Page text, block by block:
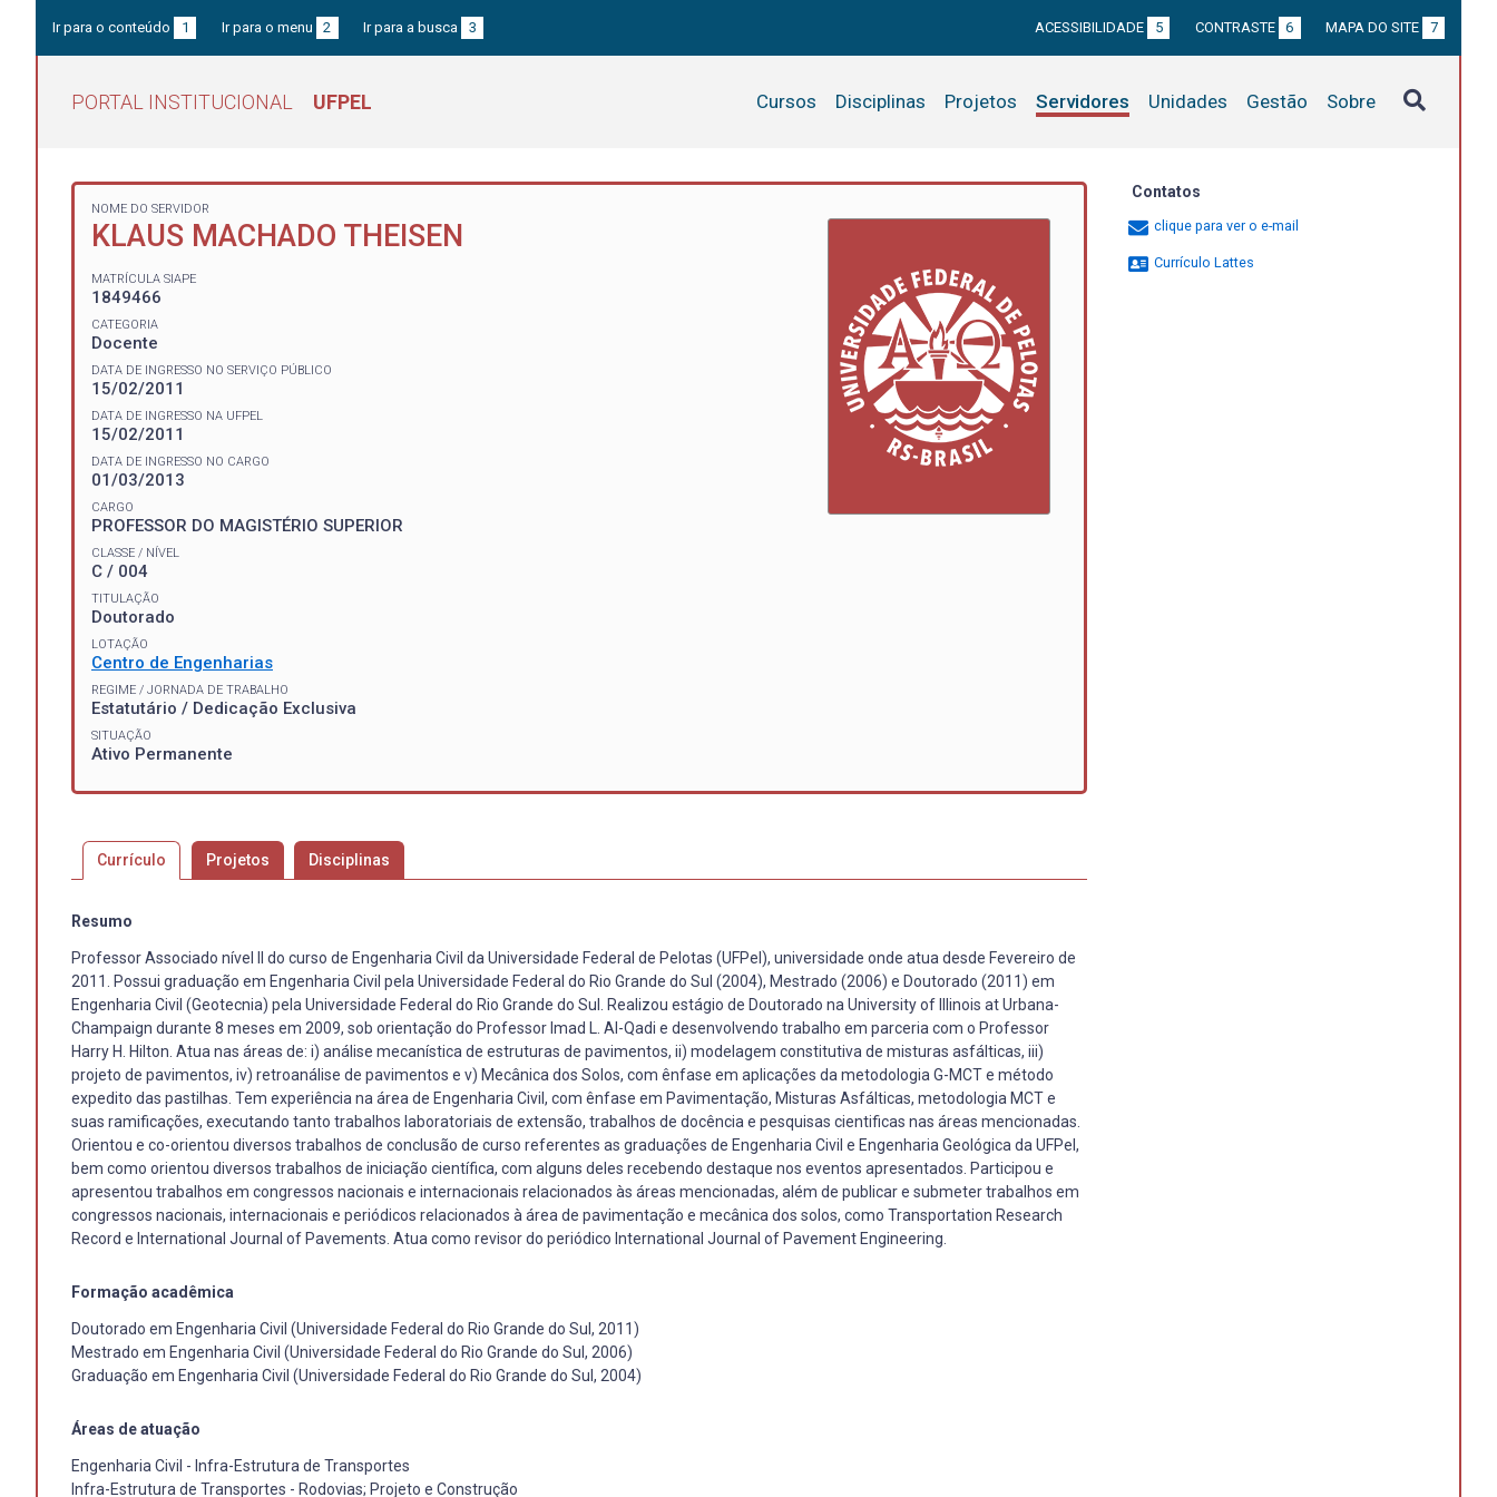
Ir para o conteúdo 1 Ir para o menu 2 Ir para a busca 3 ACESSIBILIDADE 5 CONTRASTE 6 MAPA DO SITE 7
PORTAL INSTITUCIONAL UFPEL Cursos Disciplinas Projetos Servidores Unidades Gestão Sobre
NOME DO SERVIDOR
KLAUS MACHADO THEISEN
MATRÍCULA SIAPE
1849466
CATEGORIA
Docente
DATA DE INGRESSO NO SERVIÇO PÚBLICO
15/02/2011
DATA DE INGRESSO NA UFPEL
15/02/2011
DATA DE INGRESSO NO CARGO
01/03/2013
CARGO
PROFESSOR DO MAGISTÉRIO SUPERIOR
CLASSE / NÍVEL
C / 004
TITULAÇÃO
Doutorado
LOTAÇÃO
Centro de Engenharias
REGIME / JORNADA DE TRABALHO
Estatutário / Dedicação Exclusiva
SITUAÇÃO
Ativo Permanente
Currículo Projetos Disciplinas
Resumo
Professor Associado nível II do curso de Engenharia Civil da Universidade Federal de Pelotas (UFPel), universidade onde atua desde Fevereiro de
2011. Possui graduação em Engenharia Civil pela Universidade Federal do Rio Grande do Sul (2004), Mestrado (2006) e Doutorado (2011) em
Engenharia Civil (Geotecnia) pela Universidade Federal do Rio Grande do Sul. Realizou estágio de Doutorado na University of Illinois at Urbana-
Champaign durante 8 meses em 2009, sob orientação do Professor Imad L. Al-Qadi e desenvolvendo trabalho em parceria com o Professor
Harry H. Hilton. Atua nas áreas de: i) análise mecanística de estruturas de pavimentos, ii) modelagem constitutiva de misturas asfálticas, iii)
projeto de pavimentos, iv) retroanálise de pavimentos e v) Mecânica dos Solos, com ênfase em aplicações da metodologia G-MCT e método
expedito das pastilhas. Tem experiência na área de Engenharia Civil, com ênfase em Pavimentação, Misturas Asfálticas, metodologia MCT e
suas ramificações, executando tanto trabalhos laboratoriais de extensão, trabalhos de docência e pesquisas cientificas nas áreas mencionadas.
Orientou e co-orientou diversos trabalhos de conclusão de curso referentes as graduações de Engenharia Civil e Engenharia Geológica da UFPel,
bem como orientou diversos trabalhos de iniciação científica, com alguns deles recebendo destaque nos eventos apresentados. Participou e
apresentou trabalhos em congressos nacionais e internacionais relacionados às áreas mencionadas, além de publicar e submeter trabalhos em
congressos nacionais, internacionais e periódicos relacionados à área de pavimentação e mecânica dos solos, como Transportation Research
Record e International Journal of Pavements. Atua como revisor do periódico International Journal of Pavement Engineering.
Formação acadêmica
Doutorado em Engenharia Civil (Universidade Federal do Rio Grande do Sul, 2011)
Mestrado em Engenharia Civil (Universidade Federal do Rio Grande do Sul, 2006)
Graduação em Engenharia Civil (Universidade Federal do Rio Grande do Sul, 2004)
Áreas de atuação
Engenharia Civil - Infra-Estrutura de Transportes
Infra-Estrutura de Transportes - Rodovias; Projeto e Construção
Contatos
clique para ver o e-mail
Currículo Lattes